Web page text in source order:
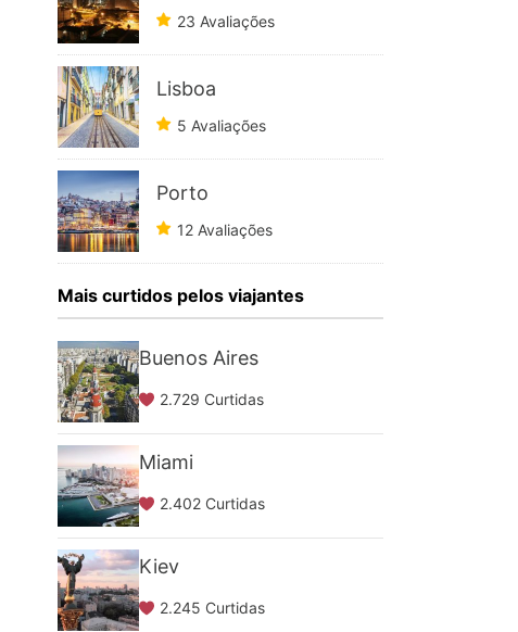
23 Avaliações
Lisboa
5 Avaliações
Porto
12 Avaliações
Mais curtidos pelos viajantes
Buenos Aires
2.729 Curtidas
Miami
2.402 Curtidas
Kiev
2.245 Curtidas